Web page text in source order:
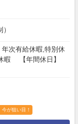
次有給休暇,特別休
暇 【年間休日】
今が狙い目！